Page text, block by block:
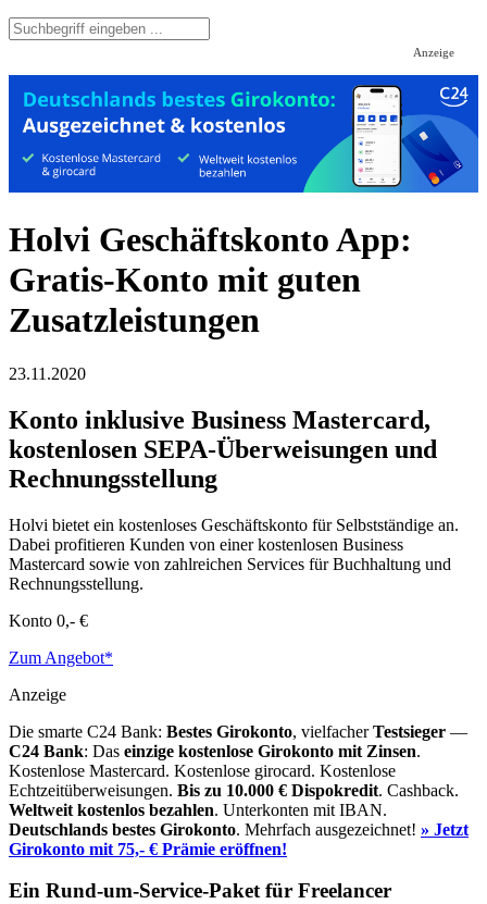
Anzeige
Holvi Geschäftskonto App:
Gratis-Konto mit guten
Zusatzleistungen
23.11.2020
Konto inklusive Business Mastercard,
kostenlosen SEPA-Überweisungen und
Rechnungsstellung
Holvi bietet ein kostenloses Geschäftskonto für Selbstständige an.
Dabei profitieren Kunden von einer kostenlosen Business
Mastercard sowie von zahlreichen Services für Buchhaltung und
Rechnungsstellung.
Konto 0,- €
Zum Angebot*
Anzeige
Die smarte C24 Bank: Bestes Girokonto, vielfacherTestsieger —
C24 Bank: Das einzige kostenlose Girokonto mit Zinsen.
Kostenlose Mastercard. Kostenlose girocard. Kostenlose
Echtzeitüberweisungen. Bis zu 10.000 € Dispokredit. Cashback.
Weltweit kostenlos bezahlen. Unterkonten mit IBAN.
Deutschlands bestes Girokonto. Mehrfach ausgezeichnet! » Jetzt
Girokonto mit 75,- € Prämie eröffnen!
Ein Rund-um-Service-Paket für Freelancer